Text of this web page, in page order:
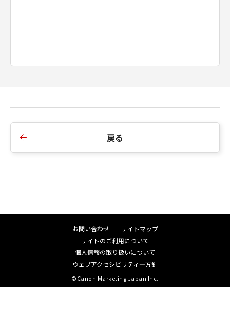
戻る
お問い合わせ
サイトマップ
サイトのご利用について
個人情報の取り扱いについて
ウェブアクセシビリティ―方針
©Canon Marketing Japan Inc.